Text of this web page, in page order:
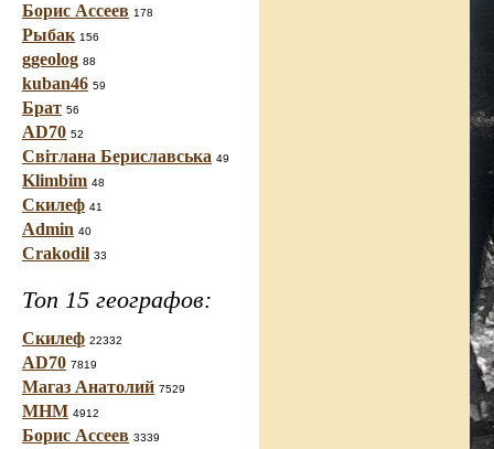
Борис Ассеев 178
Рыбак 156
ggeolog 88
kuban46 59
Брат 56
AD70 52
Світлана Бериславська 49
Klimbim 48
Скилеф 41
Admin 40
Crakodil 33
Топ 15 географов:
Скилеф 22332
AD70 7819
Магаз Анатолий 7529
МНМ 4912
Борис Ассеев 3339